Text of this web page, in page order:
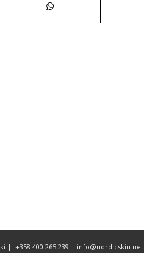
| +358 400 265 239 |